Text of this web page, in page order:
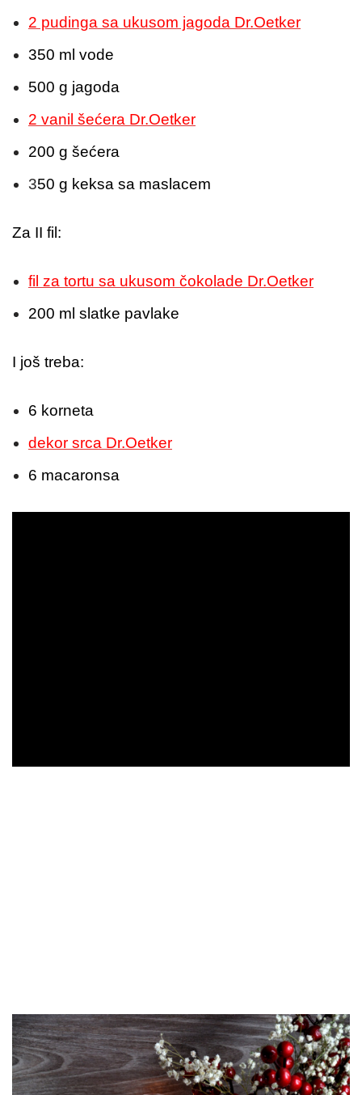
2 pudinga sa ukusom jagoda Dr.Oetker
350 ml vode
500 g jagoda
2 vanil šećera Dr.Oetker
200 g šećera
350 g keksa sa maslacem
Za II fil:
fil za tortu sa ukusom čokolade Dr.Oetker
200 ml slatke pavlake
I još treba:
6 korneta
dekor srca Dr.Oetker
6 macaronsa